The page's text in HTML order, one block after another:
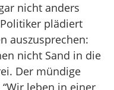
nicht anders
plädiert
auszusprechen:
nicht Sand in die
Der mündige
leben in einer